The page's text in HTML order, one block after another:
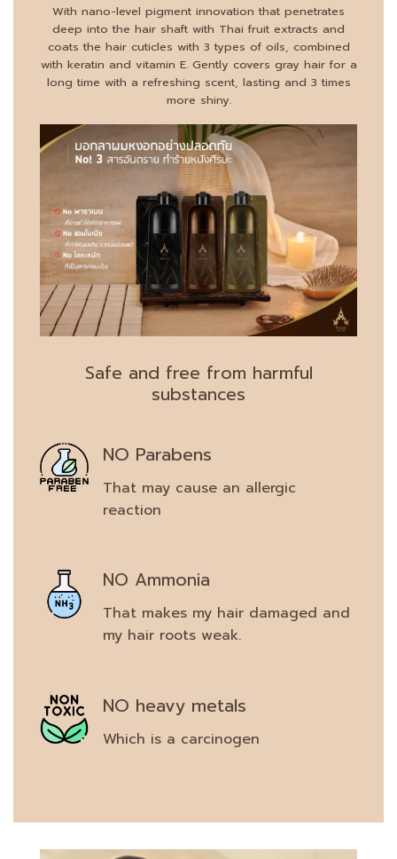
With nano-level pigment innovation that penetrates
deep into the hair shaft with Thai fruit extracts and
coats the hair cuticles with 3 types of oils, combined
with keratin and vitamin E. Gently covers gray hair for a
long time with a refreshing scent, lasting and 3 times
more shiny.
Safe and free from harmful
substances
NO Parabens
That may cause an allergic
reaction
NO Ammonia
That makes my hair damaged and
my hair roots weak.
NO heavy metals
Which is a carcinogen